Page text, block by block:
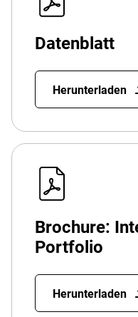
Datenblatt
Herunterladen
Brochure:
Portfolio
Herunterladen